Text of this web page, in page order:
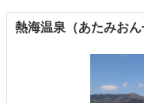
熱海温泉（あたみおん